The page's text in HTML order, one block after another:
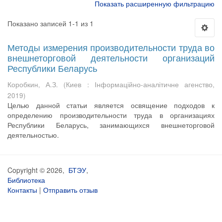
Показать расширенную фильтрацию
Показано записей 1-1 из 1
Методы измерения производительности труда во
внешнеторговой деятельности организаций
Республики Беларусь
Коробкин, А.З. (Киев : Інформаційно-аналітичне агенство,
2019)
Целью данной статьи является освящение подходов к
определению производительности труда в организациях
Республики Беларусь, занимающихся внешнеторговой
деятельностью.
Copyright © 2026, БТЭУ,
Библиотека
Контакты | Отправить отзыв